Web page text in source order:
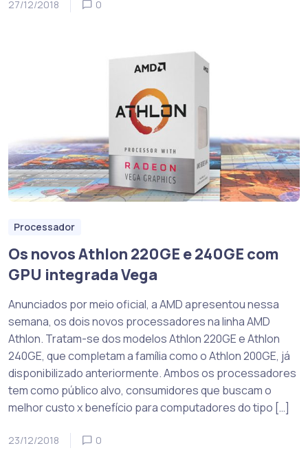
27/12/2018 0
Processador
Os novos Athlon 220GE e 240GE com
GPU integrada Vega
Anunciados por meio oficial, a AMD apresentou nessa
semana, os dois novos processadores na linha AMD
Athlon. Tratam-se dos modelos Athlon 220GE e Athlon
240GE, que completam a família como o Athlon 200GE, já
disponibilizado anteriormente. Ambos os processadores
tem como público alvo, consumidores que buscam o
melhor custo x benefício para computadores do tipo […]
23/12/2018 0